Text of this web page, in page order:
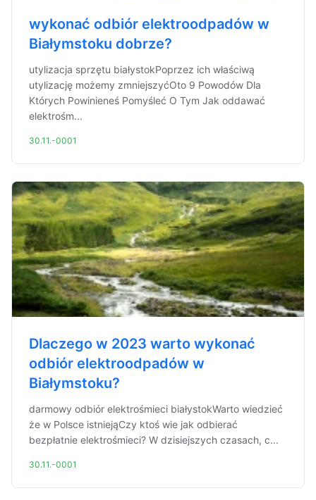
wykonać odbiór elektroodpadów w
Białymstoku dobrze?
utylizacja sprzętu białystokPoprzez ich właściwą
utylizację możemy zmniejszyćOto 9 Powodów Dla
Których Powinieneś Pomyśleć O Tym Jak oddawać
elektrośm...
30.11.-0001
Dlaczego w 2023 warto wykonać
odbiór elektroodpadów w
Białymstoku?
darmowy odbiór elektrośmieci białystokWarto wiedzieć
że w Polsce istniejąCzy ktoś wie jak odbierać
bezpłatnie elektrośmieci? W dzisiejszych czasach, c...
30.11.-0001